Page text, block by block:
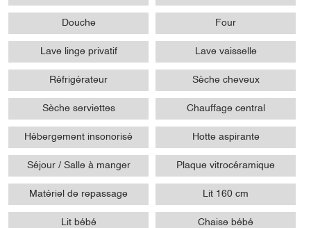
Douche Four
Lave linge privatif Lave vaisselle
Réfrigérateur Sèche cheveux
Sèche serviettes Chauffage central
Hébergement insonorisé Hotte aspirante
Séjour / Salle à manger Plaque vitrocéramique
Matériel de repassage Lit 160 cm
Lit bébé Chaise bébé